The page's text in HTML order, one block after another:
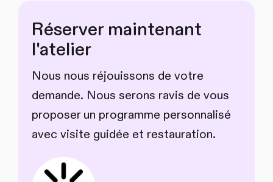
Réserver maintenant
l'atelier
Nous nous réjouissons de votre
demande. Nous serons ravis de vous
proposer un programme personnalisé
avec visite guidée et restauration.